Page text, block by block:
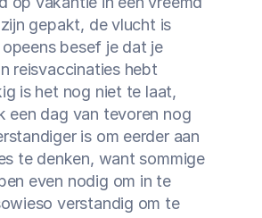
gepakt, de vlucht is
besef je dat je
reisvaccinaties hebt
is het nog niet te laat,
een dag van tevoren nog
is om eerder aan
te denken, want sommige
even nodig om in te
verstandig om te